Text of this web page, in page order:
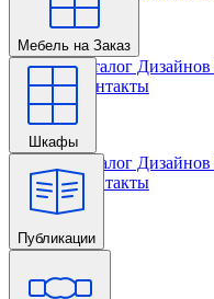
Мебель на Заказ
Главная Каталог Дизайнов
Проекта
Контакты
Шкафы
Главная Каталог Дизайнов
Проекта Контакты
Публикации
Главная